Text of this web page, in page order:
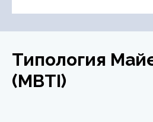
Типология
(MBTI)